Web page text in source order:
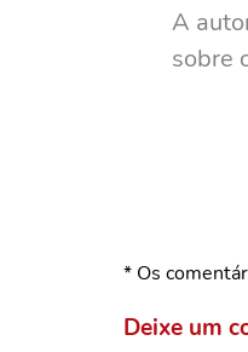
A
sobre
* Os
Deixe um